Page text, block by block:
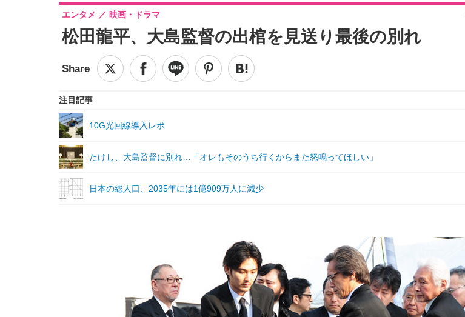
松田龍平、大島監督の出棺を見送り最後の別れ
エンタメ 映画・ドラマ
注目記事
10G光回線導入レポ
たけし、大島監督に別れ…「オレもそのうち行くからまた怒鳴ってほしい」
日本の総人口、2035年には1億909万人に減少